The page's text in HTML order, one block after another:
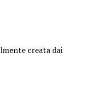
creata dai